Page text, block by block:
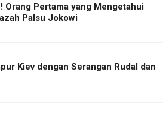
Orang Pertama yang Mengetahui
Palsu Jokowi
Kiev dengan Serangan Rudal dan